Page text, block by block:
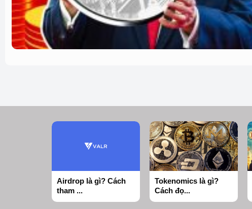
Airdrop là gì? Cách
tham ...
Tokenomics là gì?
Cách đọ...